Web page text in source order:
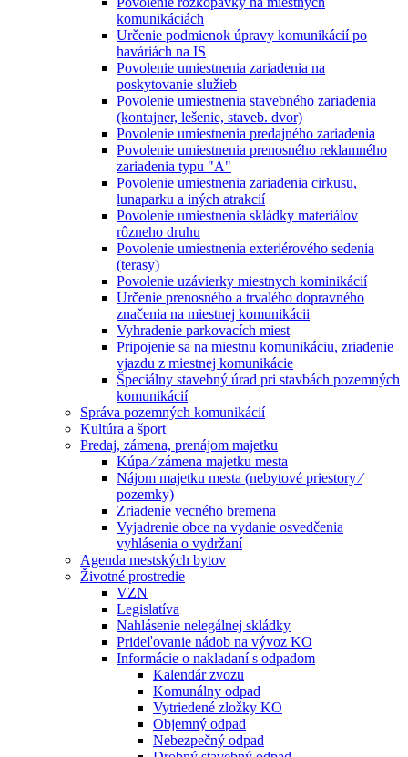
komunikáciách
Určenie podmienok úpravy komunikácií po
haváriách na IS
Povolenie umiestnenia zariadenia na
poskytovanie služieb
Povolenie umiestnenia stavebného zariadenia
(kontajner, lešenie, staveb. dvor)
Povolenie umiestnenia predajného zariadenia
Povolenie umiestnenia prenosného reklamného
zariadenia typu "A"
Povolenie umiestnenia zariadenia cirkusu,
lunaparku a iných atrakcií
Povolenie umiestnenia skládky materiálov
rôzneho druhu
Povolenie umiestnenia exteriérového sedenia
(terasy)
Povolenie uzávierky miestnych kominikácií
Určenie prenosného a trvalého dopravného
značenia na miestnej komunikácii
Vyhradenie parkovacích miest
Pripojenie sa na miestnu komunikáciu, zriadenie
vjazdu z miestnej komunikácie
Špeciálny stavebný úrad pri stavbách pozemných
komunikácií
Správa pozemných komunikácií
Kultúra a šport
Predaj, zámena, prenájom majetku
Kúpa ⁄ zámena majetku mesta
Nájom majetku mesta (nebytové priestory ⁄
pozemky)
Zriadenie vecného bremena
Vyjadrenie obce na vydanie osvedčenia
vyhlásenia o vydržaní
Agenda mestských bytov
Životné prostredie
VZN
Legislatíva
Nahlásenie nelegálnej skládky
Prideľovanie nádob na vývoz KO
Informácie o nakladaní s odpadom
Kalendár zvozu
Komunálny odpad
Vytriedené zložky KO
Objemný odpad
Nebezpečný odpad